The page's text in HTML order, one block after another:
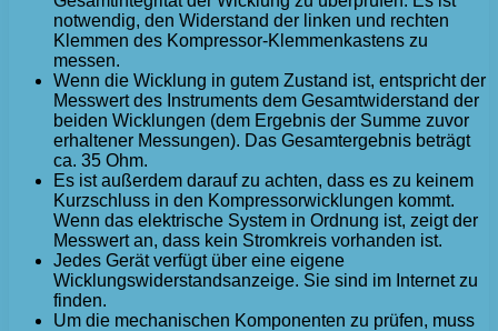
notwendig, den Widerstand der linken und rechten
Klemmen des Kompressor-Klemmenkastens zu
messen.
Wenn die Wicklung in gutem Zustand ist, entspricht der
Messwert des Instruments dem Gesamtwiderstand der
beiden Wicklungen (dem Ergebnis der Summe zuvor
erhaltener Messungen). Das Gesamtergebnis beträgt
ca. 35 Ohm.
Es ist außerdem darauf zu achten, dass es zu keinem
Kurzschluss in den Kompressorwicklungen kommt.
Wenn das elektrische System in Ordnung ist, zeigt der
Messwert an, dass kein Stromkreis vorhanden ist.
Jedes Gerät verfügt über eine eigene
Wicklungswiderstandsanzeige. Sie sind im Internet zu
finden.
Um die mechanischen Komponenten zu prüfen, muss